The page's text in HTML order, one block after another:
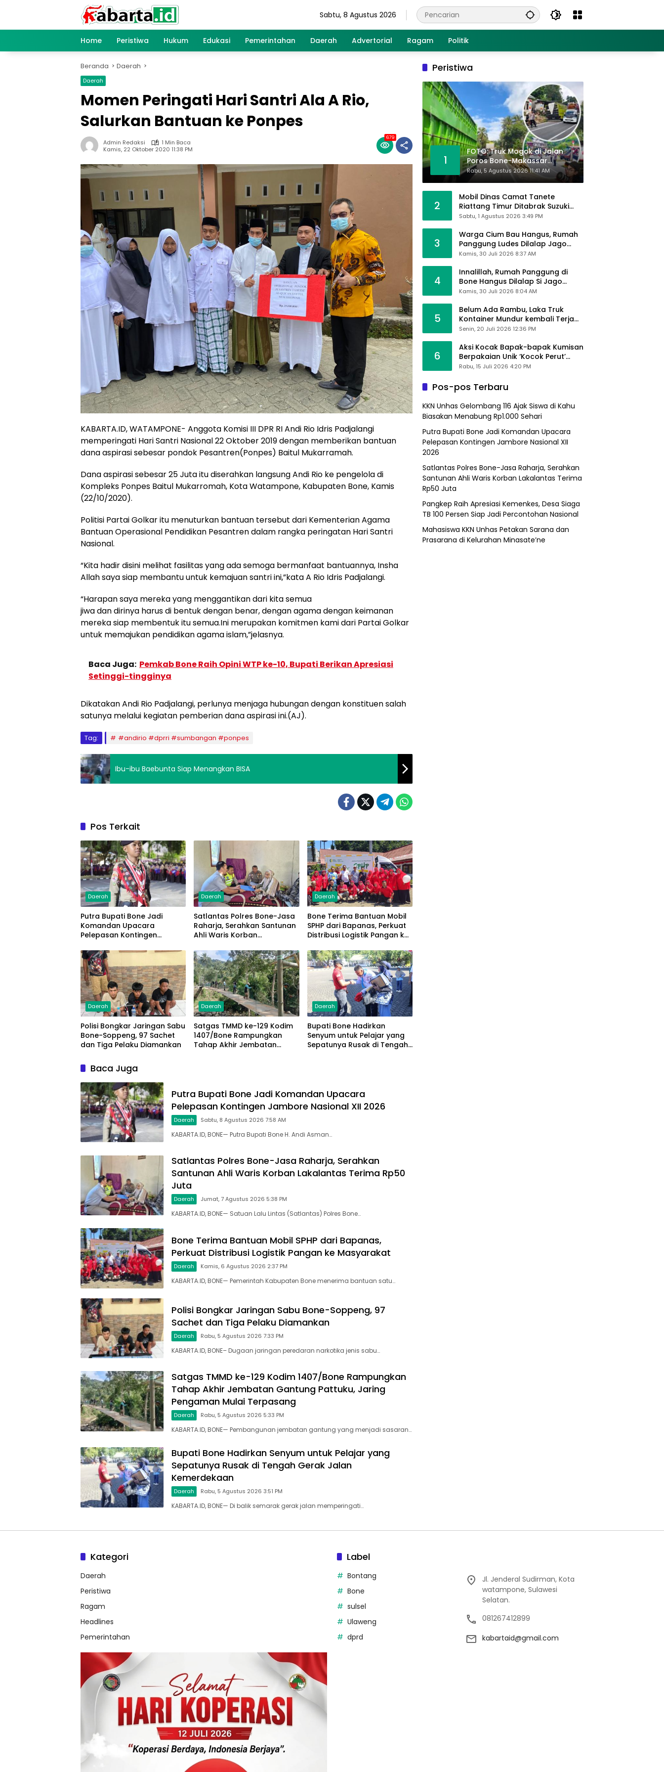
Sabtu, 8 Agustus 2026
Home Peristiwa Hukum Edukasi Pemerintahan Daerah Advertorial Ragam Politik
Beranda Daerah
Daerah
Momen Peringati Hari Santri Ala A Rio,
Salurkan Bantuan ke Ponpes
Admin Redaksi
1 Min Baca
Kamis, 22 Oktober 2020 11:38 PM
679
KABARTA.ID, WATAMPONE- Anggota Komisi III DPR RI Andi Rio Idris Padjalangi
memperingati Hari Santri Nasional 22 Oktober 2019 dengan memberikan bantuan
dana aspirasi sebesar pondok Pesantren(Ponpes) Baitul Mukarramah.
Dana aspirasi sebesar 25 Juta itu diserahkan langsung Andi Rio ke pengelola di
Kompleks Ponpes Baitul Mukarromah, Kota Watampone, Kabupaten Bone, Kamis
(22/10/2020).
Politisi Partai Golkar itu menuturkan bantuan tersebut dari Kementerian Agama
Bantuan Operasional Pendidikan Pesantren dalam rangka peringatan Hari Santri
Nasional.
“Kita hadir disini melihat fasilitas yang ada semoga bermanfaat bantuannya, Insha
Allah saya siap membantu untuk kemajuan santri ini,”kata A Rio Idris Padjalangi.
“Harapan saya mereka yang menggantikan dari kita semua
jiwa dan dirinya harus di bentuk dengan benar, dengan agama dengan keimanan
mereka siap membentuk itu semua.Ini merupakan komitmen kami dari Partai Golkar
untuk memajukan pendidikan agama islam,”jelasnya.
Baca Juga: Pemkab Bone Raih Opini WTP ke-10, Bupati Berikan Apresiasi
Setinggi-tingginya
Dikatakan Andi Rio Padjalangi, perlunya menjaga hubungan dengan konstituen salah
satunya melalui kegiatan pemberian dana aspirasi ini.(AJ).
Tag: #andirio #dprri #sumbangan #ponpes
Ibu-ibu Baebunta Siap Menangkan BISA
Pos Terkait
Daerah
Putra Bupati Bone Jadi
Komandan Upacara
Pelepasan Kontingen
Daerah
Satlantas Polres Bone-Jasa
Raharja, Serahkan Santunan
Ahli Waris Korban
Juta
Daerah
Bone Terima Bantuan Mobil
SPHP dari Bapanas, Perkuat
Distribusi Logistik Pangan ke
Daerah
Polisi Bongkar Jaringan Sabu
Bone-Soppeng, 97 Sachet
dan Tiga Pelaku Diamankan
Daerah
Satgas TMMD ke-129 Kodim
1407/Bone Rampungkan
Tahap Akhir Jembatan
Daerah
Bupati Bone Hadirkan
Senyum untuk Pelajar yang
Sepatunya Rusak di Tengah
Baca Juga
Putra Bupati Bone Jadi Komandan Upacara
Pelepasan Kontingen Jambore Nasional XII 2026
Daerah Sabtu, 8 Agustus 2026 7:58 AM
KABARTA.ID, BONE— Putra Bupati Bone H. Andi Asman…
Satlantas Polres Bone-Jasa Raharja, Serahkan
Santunan Ahli Waris Korban Lakalantas Terima Rp50
Juta
Daerah Jumat, 7 Agustus 2026 5:38 PM
KABARTA.ID, BONE— Satuan Lalu Lintas (Satlantas) Polres Bone…
Bone Terima Bantuan Mobil SPHP dari Bapanas,
Perkuat Distribusi Logistik Pangan ke Masyarakat
Daerah Kamis, 6 Agustus 2026 2:37 PM
KABARTA.ID, BONE— Pemerintah Kabupaten Bone menerima bantuan satu…
Polisi Bongkar Jaringan Sabu Bone-Soppeng, 97
Sachet dan Tiga Pelaku Diamankan
Daerah Rabu, 5 Agustus 2026 7:33 PM
KABARTA.ID, BONE– Dugaan jaringan peredaran narkotika jenis sabu…
Satgas TMMD ke-129 Kodim 1407/Bone Rampungkan
Tahap Akhir Jembatan Gantung Pattuku, Jaring
Pengaman Mulai Terpasang
Daerah Rabu, 5 Agustus 2026 5:33 PM
KABARTA.ID, BONE— Pembangunan jembatan gantung yang menjadi sasaran…
Bupati Bone Hadirkan Senyum untuk Pelajar yang
Sepatunya Rusak di Tengah Gerak Jalan
Kemerdekaan
Daerah Rabu, 5 Agustus 2026 3:51 PM
KABARTA.ID, BONE— Di balik semarak gerak jalan memperingati…
Peristiwa
1
FOTO: Truk Mogok di Jalan
Poros Bone-Makassar
Sebabkan Macet, Polisi Turun
Tangan
Rabu, 5 Agustus 2026 11:41 AM
2
Mobil Dinas Camat Tanete
Riattang Timur Ditabrak Suzuki
Ertiga, Camat Andi Habibie:
Sabtu, 1 Agustus 2026 3:49 PM
3
Warga Cium Bau Hangus, Rumah
Panggung Ludes Dilalap Jago
Merah
Kamis, 30 Juli 2026 8:37 AM
4
Innalillah, Rumah Panggung di
Bone Hangus Dilalap Si Jago
Merah
Kamis, 30 Juli 2026 8:04 AM
5
Belum Ada Rambu, Laka Truk
Kontainer Mundur kembali Terjadi
di Bypass Sumpallabbu
Senin, 20 Juli 2026 12:36 PM
6
Aksi Kocak Bapak-bapak Kumisan
Berpakaian Unik ‘Kocok Perut’
Pengunjung dan Pegawai
Sentuh Atm
Rabu, 15 Juli 2026 4:20 PM
Pos-pos Terbaru
KKN Unhas Gelombang 116 Ajak Siswa di Kahu
Biasakan Menabung Rp1.000 Sehari
Putra Bupati Bone Jadi Komandan Upacara
Pelepasan Kontingen Jambore Nasional XII
2026
Satlantas Polres Bone-Jasa Raharja, Serahkan
Santunan Ahli Waris Korban Lakalantas Terima
Rp50 Juta
Pangkep Raih Apresiasi Kemenkes, Desa Siaga
TB 100 Persen Siap Jadi Percontohan Nasional
Mahasiswa KKN Unhas Petakan Sarana dan
Prasarana di Kelurahan Minasate’ne
Kategori
Daerah
Peristiwa
Ragam
Headlines
Pemerintahan
Label
Bontang
Bone
sulsel
Ulaweng
dprd
Jl. Jenderal Sudirman, Kota
watampone, Sulawesi
Selatan.
081267412899
kabartaid@gmail.com